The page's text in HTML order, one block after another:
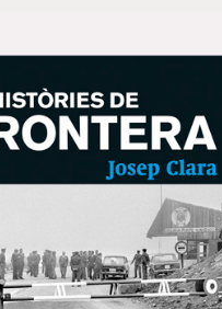
d’aquest número clicant a la